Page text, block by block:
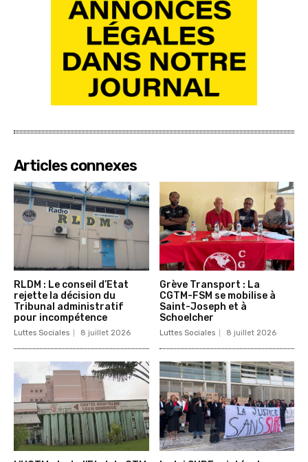
Articles connexes
RLDM : Le conseil d’Etat
rejette la décision du
Tribunal administratif
pour incompétence
Luttes Sociales 8 juillet 2026
Grève Transport : La
CGTM-FSM se mobilise à
Saint-Joseph et à
Schoelcher
Luttes Sociales 8 juillet 2026